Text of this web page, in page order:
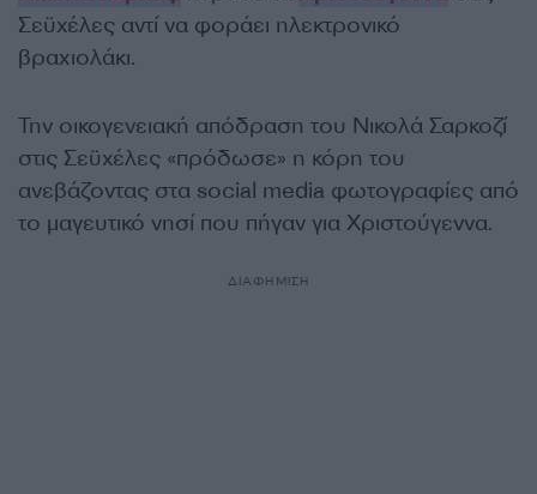
Σεϋχέλες αντί να φοράει ηλεκτρονικό
βραχιολάκι.
Την οικογενειακή απόδραση του Νικολά Σαρκοζί
στις Σεϋχέλες «πρόδωσε» η κόρη του
ανεβάζοντας στα social media φωτογραφίες από
το μαγευτικό νησί που πήγαν για Χριστούγεννα.
ΔΙΑΦΗΜΙΣΗ